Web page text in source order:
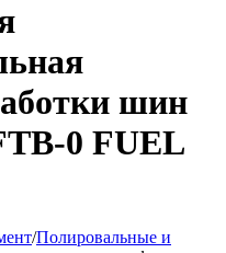
шин
0 FUEL
/Полировальные и